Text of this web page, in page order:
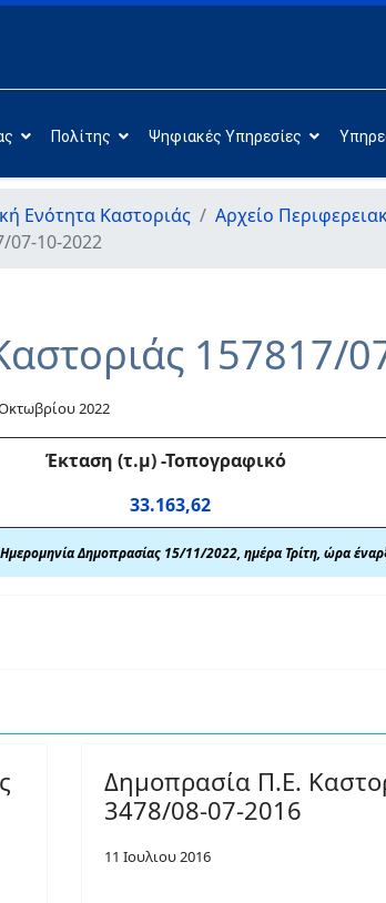
Πολίτης Ψηφιακές Υπηρεσίες
Ενότητα Καστοριάς
Αρχείο
07-10-2022
157817/
2022
Έκταση (τ.μ)-Τοπογραφικό
33.163,62
Ημερομηνία Δημοπρασίας 15/11/2022, ημέρα Τρίτη, ώρα
Δημοπρασία Π.Ε.
3478/08-07-2016
11 Ιουλιου 2016